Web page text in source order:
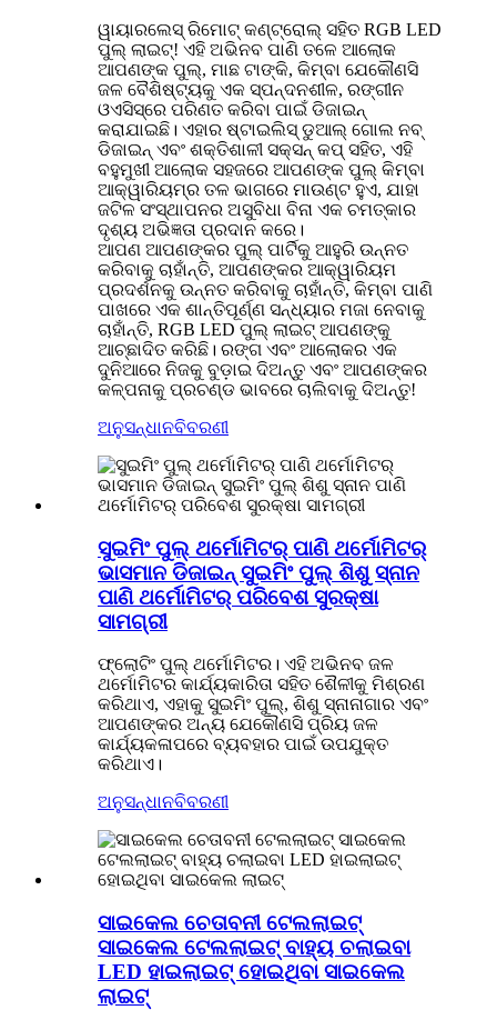
ୱାୟାରଲେସ୍ ରିମୋଟ୍ କଣ୍ଟ୍ରୋଲ୍ ସହିତ RGB LED
ପୁଲ୍ ଲାଇଟ୍! ଏହି ଅଭିନବ ପାଣି ତଳେ ଆଲୋକ
ଆପଣଙ୍କ ପୁଲ୍, ମାଛ ଟାଙ୍କି, କିମ୍ବା ଯେକୌଣସି
ଜଳ ବୈଶିଷ୍ଟ୍ୟକୁ ଏକ ସ୍ପନ୍ଦନଶୀଳ, ରଙ୍ଗୀନ
ଓଏସିସ୍‌ରେ ପରିଣତ କରିବା ପାଇଁ ଡିଜାଇନ୍
କରାଯାଇଛି। ଏହାର ଷ୍ଟାଇଲିସ୍ ଡୁଆଲ୍ ଗୋଲ ନବ୍
ଡିଜାଇନ୍ ଏବଂ ଶକ୍ତିଶାଳୀ ସକ୍ସନ୍ କପ୍ ସହିତ, ଏହି
ବହୁମୁଖୀ ଆଲୋକ ସହଜରେ ଆପଣଙ୍କ ପୁଲ୍ କିମ୍ବା
ଆକ୍ୱାରିୟମ୍‌ର ତଳ ଭାଗରେ ମାଉଣ୍ଟ ହୁଏ, ଯାହା
ଜଟିଳ ସଂସ୍ଥାପନର ଅସୁବିଧା ବିନା ଏକ ଚମତ୍କାର
ଦୃଶ୍ୟ ଅଭିଜ୍ଞତା ପ୍ରଦାନ କରେ।
ଆପଣ ଆପଣଙ୍କର ପୁଲ୍ ପାର୍ଟିକୁ ଆହୁରି ଉନ୍ନତ
କରିବାକୁ ଚାହାଁନ୍ତି, ଆପଣଙ୍କର ଆକ୍ୱାରିୟମ
ପ୍ରଦର୍ଶନକୁ ଉନ୍ନତ କରିବାକୁ ଚାହାଁନ୍ତି, କିମ୍ବା ପାଣି
ପାଖରେ ଏକ ଶାନ୍ତିପୂର୍ଣ୍ଣ ସନ୍ଧ୍ୟାର ମଜା ନେବାକୁ
ଚାହାଁନ୍ତି, RGB LED ପୁଲ୍ ଲାଇଟ୍ ଆପଣଙ୍କୁ
ଆଚ୍ଛାଦିତ କରିଛି। ରଙ୍ଗ ଏବଂ ଆଲୋକର ଏକ
ଦୁନିଆରେ ନିଜକୁ ବୁଡ଼ାଇ ଦିଅନ୍ତୁ ଏବଂ ଆପଣଙ୍କର
କଳ୍ପନାକୁ ପ୍ରଚଣ୍ଡ ଭାବରେ ଚାଲିବାକୁ ଦିଅନ୍ତୁ!
ଅନୁସନ୍ଧାନବିବରଣୀ
ସୁଇମିଂ ପୁଲ୍ ଥର୍ମୋମିଟର୍ ପାଣି ଥର୍ମୋମିଟର୍
ଭାସମାନ ଡିଜାଇନ୍ ସୁଇମିଂ ପୁଲ୍ ଶିଶୁ ସ୍ନାନ
ପାଣି ଥର୍ମୋମିଟର୍ ପରିବେଶ ସୁରକ୍ଷା
ସାମଗ୍ରୀ
ଫ୍ଲୋଟିଂ ପୁଲ୍ ଥର୍ମୋମିଟର। ଏହି ଅଭିନବ ଜଳ
ଥର୍ମୋମିଟର କାର୍ଯ୍ୟକାରିତା ସହିତ ଶୈଳୀକୁ ମିଶ୍ରଣ
କରିଥାଏ, ଏହାକୁ ସୁଇମିଂ ପୁଲ୍, ଶିଶୁ ସ୍ନାନାଗାର ଏବଂ
ଆପଣଙ୍କର ଅନ୍ୟ ଯେକୌଣସି ପ୍ରିୟ ଜଳ
କାର୍ଯ୍ୟକଳାପରେ ବ୍ୟବହାର ପାଇଁ ଉପଯୁକ୍ତ
କରିଥାଏ।
ଅନୁସନ୍ଧାନବିବରଣୀ
ସାଇକେଲ ଚେତାବନୀ ଟେଲଲାଇଟ୍
ସାଇକେଲ ଟେଲଲାଇଟ୍ ବାହ୍ୟ ଚଲାଇବା
LED ହାଇଲାଇଟ୍ ହୋଇଥିବା ସାଇକେଲ
ଲାଇଟ୍